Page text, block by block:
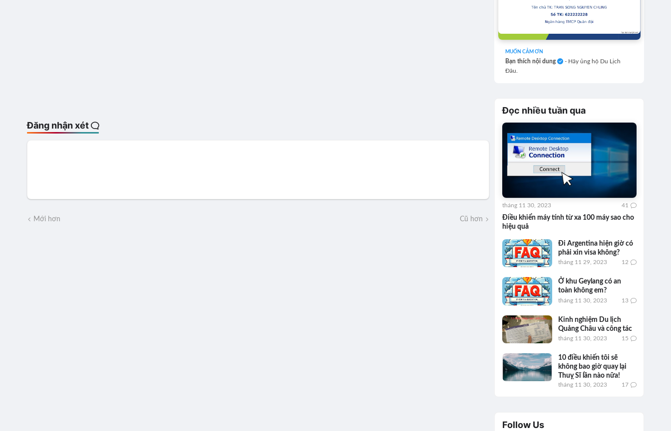
Đăng nhận xét
Mới hơn Cũ hơn
MUỐN CẢM ƠN
Bạn thích nội dung
- Hãy ủng hộ Du Lịch
Đâu.
Đọc nhiều tuần qua
Điều khiển máy tính từ xa 100 máy sao cho
hiệu quả
tháng 11 30, 2023 41
Đi Argentina hiện giờ có
phải xin visa không?
tháng 11 29, 2023 12
Ở khu Geylang có an
toàn không em?
tháng 11 30, 2023 13
Kinh nghiệm Du lịch
Quảng Châu và công tác
tháng 11 30, 2023 15
10 điều khiến tôi sẽ
không bao giờ quay lại
Thuỵ Sĩ lần nào nữa!
tháng 11 30, 2023 17
Follow Us